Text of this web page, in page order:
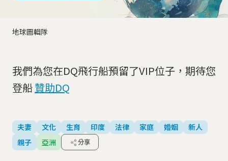
地球圖輯隊
我們為您在DQ飛行船預留了VIP位子，期待您
登船贊助DQ
夫妻 文化 生育 印度 法律 家庭 婚姻
新人
親子
亞洲 分享